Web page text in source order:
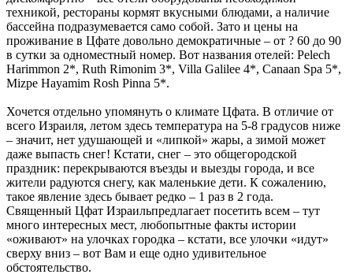
техникой, рестораны кормят вкусными блюдами, а наличие
бассейна подразумевается само собой. Зато и цены на
проживание в Цфате довольно демократичные – от ? 60 до 90
в сутки за одноместный номер. Вот названия отелей: Pelech
Harimmon 2*, Ruth Rimonim 3*, Villa Galilee 4*, Canaan Spa 5*,
Mizpe Hayamim Rosh Pinna 5*.
Хочется отдельно упомянуть о климате Цфата. В отличие от
всего Израиля, летом здесь температура на 5-8 градусов ниже
– значит, нет удушающей и «липкой» жары, а зимой может
даже выпасть снег! Кстати, снег – это общегородской
праздник: перекрываются въезды и выезды города, и все
жители радуются снегу, как маленькие дети. К сожалению,
такое явление здесь бывает редко – 1 раз в 2 года.
Священный Цфат Израильпредлагает посетить всем – тут
много интересных мест, любопытные факты истории
«оживают» на улочках городка – кстати, все улочки «идут»
сверху вниз – вот Вам и еще одно удивительное
обстоятельство.